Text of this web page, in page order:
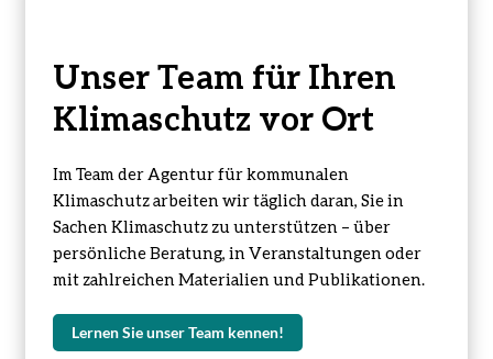
Unser Team für Ihren
Klimaschutz vor Ort
Im Team der Agentur für kommunalen
Klimaschutz arbeiten wir täglich daran, Sie in
Sachen Klimaschutz zu unterstützen – über
persönliche Beratung, in Veranstaltungen oder
mit zahlreichen Materialien und Publikationen.
Lernen Sie unser Team kennen!
Unser